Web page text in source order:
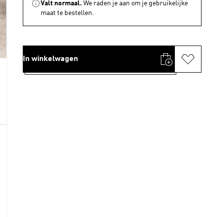
Valt normaal. We raden je aan om je gebruikelijke
maat te bestellen.
In winkelwagen